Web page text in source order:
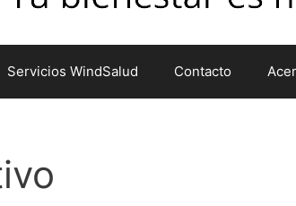
Servicios WindSalud Contacto